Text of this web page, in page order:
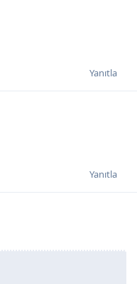
Yanıtla
Yanıtla